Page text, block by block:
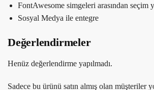
FontAwesome simgeleri arasından seçim
Sosyal Medya ile entegre
Değerlendirmeler
Henüz değerlendirme yapılmadı.
Sadece bu ürünü satın almış olan müşteriler